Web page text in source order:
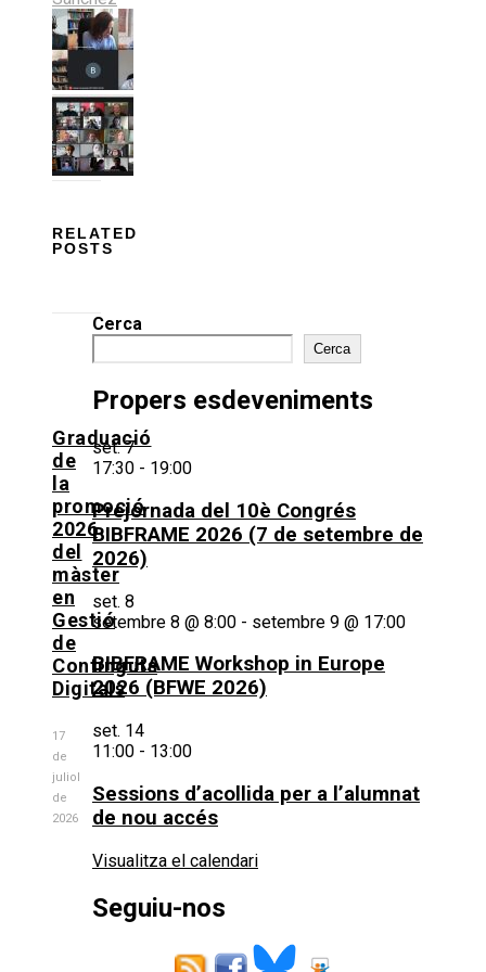
RELATED
POSTS
Graduació
de
la
promoció
2026
del
màster
en
Gestió
de
Continguts
Digitals
17
de
juliol
de
2026
Cerca
Cerca
Propers esdeveniments
set.7
17:30 - 19:00
Prejornada del 10è Congrés
BIBFRAME 2026 (7 de setembre de
2026)
set. 8
setembre 8 @ 8:00 - setembre 9 @ 17:00
BIBFRAME Workshop in Europe
2026 (BFWE 2026)
set. 14
11:00 - 13:00
Sessions d’acollida per a l’alumnat
de nou accés
Visualitza el calendari
Seguiu-nos